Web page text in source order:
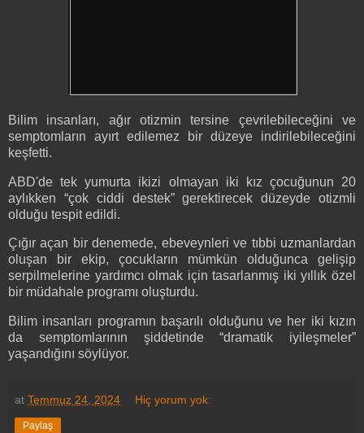
Bilim insanları, ağır otizmin tersine çevrilebileceğini ve
semptomların ayırt edilemez bir düzeye indirilebileceğini
keşfetti.
ABD'de tek yumurta ikizi olmayan iki kız çocuğunun 20
aylıkken “çok ciddi destek” gerektirecek düzeyde otizmli
olduğu tespit edildi.
Çığır açan bir denemede, ebeveynleri ve tıbbi uzmanlardan
oluşan bir ekip, çocukların mümkün olduğunca gelişip
serpilmelerine yardımcı olmak için tasarlanmış iki yıllık özel
bir müdahale programı oluşturdu.
Bilim insanları programın başarılı olduğunu ve her iki kızın
da semptomlarının şiddetinde “dramatik iyileşmeler”
yaşandığını söylüyor.
at Temmuz 24, 2024 Hiç yorum yok:
Paylaş